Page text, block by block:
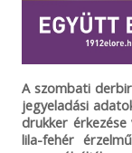
A szombati
jegyeladási
drukker
lila-fehér